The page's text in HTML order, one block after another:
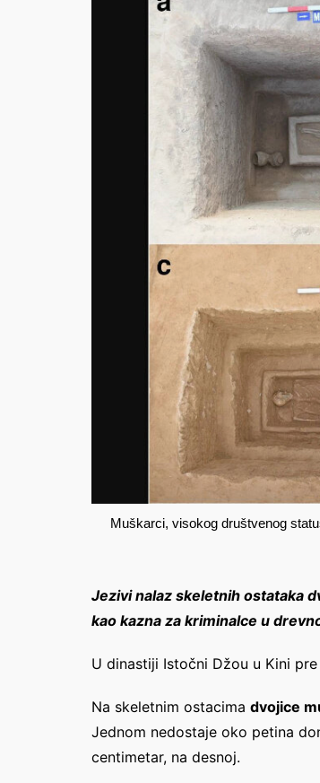
Muškarci, visokog društvenog
Jezivi nalaz skeletnih ostataka
kao kazna za kriminalce u
U dinastiji Istočni Džou u Kini
Na skeletnim ostacima dvojice
Jednom nedostaje oko petina
centimetar, na desnoj.